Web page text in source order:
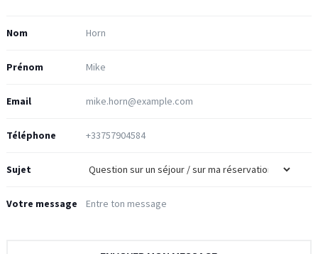
Nom
Prénom
Email
Téléphone
Sujet
Votre message